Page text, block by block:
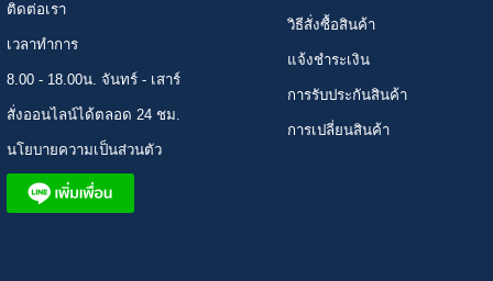
ติดต่อเรา
เวลาทำการ
8.00 - 18.00น. จันทร์ - เสาร์
สั่งออนไลน์ได้ตลอด 24 ชม.
นโยบายความเป็นส่วนตัว
วิธีสั่งซื้อสินค้า
แจ้งชำระเงิน
การรับประกันสินค้า
การเปลี่ยนสินค้า